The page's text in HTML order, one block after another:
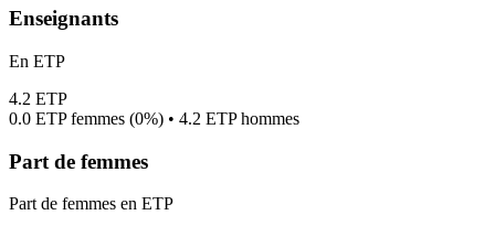
Enseignants
En ETP
4.2 ETP
0.0 ETP femmes (0%) • 4.2 ETP hommes
Part de femmes
Part de femmes en ETP